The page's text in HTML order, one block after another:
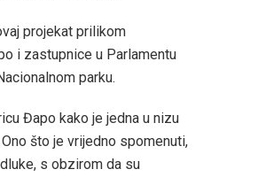
projekat prilikom
i zastupnice u Parlamentu
parku.
Đapo kako je jedna u nizu
što je vrijedno spomenuti,
s obzirom da su